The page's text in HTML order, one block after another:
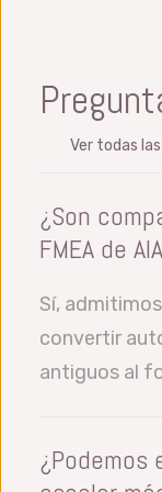
Ver todas
¿Son
FMEA de
Sí,
convertir
antiguos al
¿Podemos